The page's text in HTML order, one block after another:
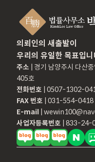
의뢰인의 새출발이
우리의 유일한 목표입
주소
| 경기 남양주시 다산
405호
전화번호 | 0507-1302-
FAX 번호
| 031-554-0418
E-mail |
사업자등록번호
| 833-24-